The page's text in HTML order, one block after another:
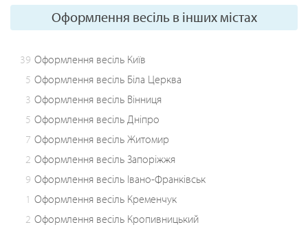
Оформлення весіль в інших містах
39 Оформлення весіль Київ
5 Оформлення весіль Біла Церква
3 Оформлення весіль Вінниця
5 Оформлення весіль Дніпро
7 Оформлення весіль Житомир
2 Оформлення весіль Запоріжжя
9 Оформлення весіль Івано-Франківськ
1 Оформлення весіль Кременчук
2 Оформлення весіль Кропивницький